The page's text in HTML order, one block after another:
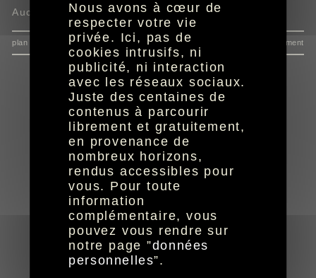
Aucun programme disponible
plan du site données personnelles consentement
© HandiCaPZéro -réalisation aYaline
Nous avons à cœur de
respecter votre vie
privée. Ici, pas de
cookies intrusifs, ni
publicité, ni interaction
avec les réseaux sociaux.
Juste des centaines de
contenus à parcourir
librement et gratuitement,
en provenance de
nombreux horizons,
rendus accessibles pour
vous. Pour toute
information
complémentaire, vous
pouvez vous rendre sur
notre page ”données
personnelles”.